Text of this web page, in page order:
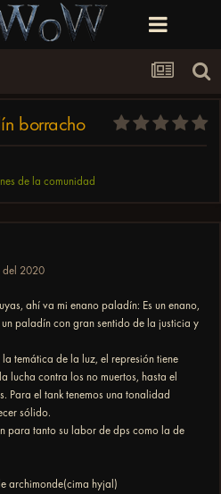
borracho
de la comunidad
del 2020
ahí va mi enano paladín: Es un enano,
paladín con gran sentido de la justicia y
temática de la luz, el represión tiene
lucha contra los no muertos, hasta el
Para el tank tenemos una tonalidad
sólido.
para tanto su labor de dps como la de
archimonde(cima hyjal)